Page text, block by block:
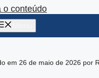
o conteúdo
em 26 de maio de 2026 por